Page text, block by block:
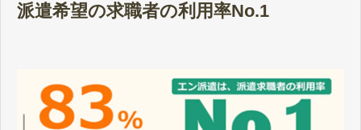
派遣希望の求職者の利用率No.1